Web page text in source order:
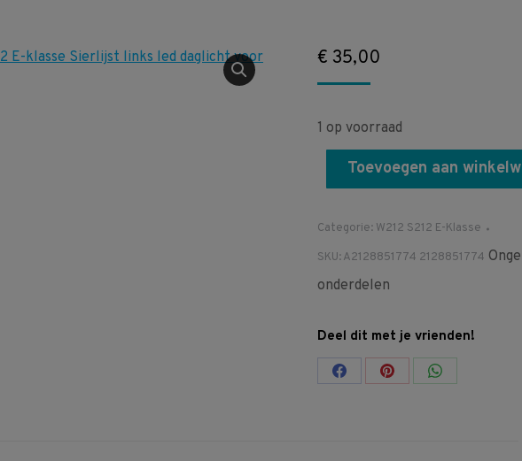
€ 35,00
1 op voorraad
Toevoegen aan
Categorie: W212 S212 E-Klasse
SKU:A2128851774 2128851774
onderdelen
Deel dit met je vrienden!
Share Share Share